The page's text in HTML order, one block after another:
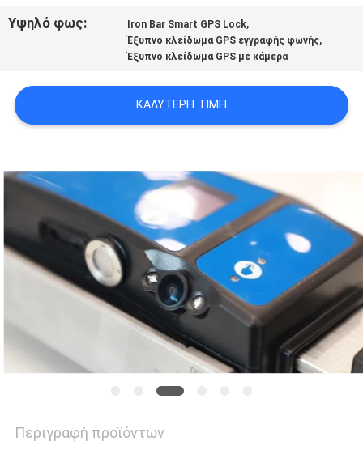
ΖΗΤΉΣΤΕ
SITEMAP
PRIVACY
POLICY
Υψηλό φως: Iron Bar Smart GPS Lock,
Έξυπνο κλείδωμα GPS εγγραφής φωνής,
Έξυπνο κλείδωμα GPS με κάμερα
ΚΑΛΎΤΕΡΗ ΤΙΜΉ
Περιγραφή προϊόντων